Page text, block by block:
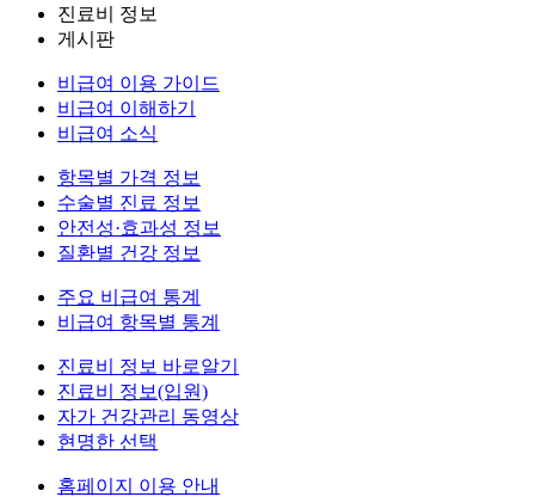
진료비 정보
게시판
비급여 이용 가이드
비급여 이해하기
비급여 소식
항목별 가격 정보
수술별 진료 정보
안전성·효과성 정보
질환별 건강 정보
주요 비급여 통계
비급여 항목별 통계
진료비 정보 바로알기
진료비 정보(입원)
자가 건강관리 동영상
현명한 선택
홈페이지 이용 안내